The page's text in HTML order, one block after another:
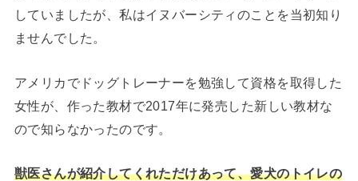
していましたが、私はイヌバーシティのことを当初知り
ませんでした。
アメリカでドッグトレーナーを勉強して資格を取得した
女性が、作った教材で2017年に発売した新しい教材な
ので知らなかったのです。
獣医さんが紹介してくれただけあって、愛犬のトイレの